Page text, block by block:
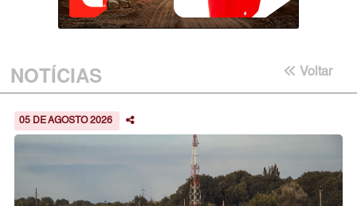
NOTÍCIAS Voltar
05 DE AGOSTO 2026